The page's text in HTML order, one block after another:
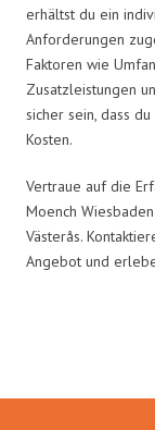
erhältst du ein
Anforderungen
Faktoren wie
Zusatzleistungen
sicher sein, dass
Kosten.
Vertraue auf die
Moench
Västerås.
Angebot und